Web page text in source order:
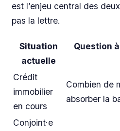
est l’enjeu central des
pas la lettre.
Situation
actuelle
Question
Crédit
immobilier
en cours
Combien de
absorber la
Conjoint·e